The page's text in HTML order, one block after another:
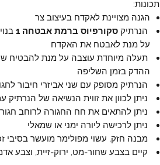
תכונות:
הגנה מצויינת לאקדח בעיצוב צר
הנרתיק סקורפיוס ברמת אבטחה 1
על מנת לאבטח את האקדח
תעלה מיוחדת עוצבה על מנת להבטיח
ההדק בזמן השליפה
הנרתיק מסופק עם שני אביזרי חיבור
ניתן לכוון את זווית הנשיאה של הנרתיק
ניתן להתאים את חח החגורה לרוחב חגורה של
ניתן לרכישה ליורה ימני או שמאלי
מבנה חזק, עשוי מפולימר מועשר בסיבי
קיים בצבע שחור-מט, ירוק-זיית, וצבע